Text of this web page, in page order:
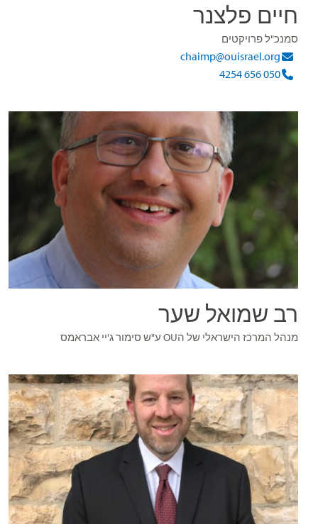
חיים פלצנר
סמנכ"ל פרויקטים
chaimp@ouisrael.org
050 656 4254
רב שמואל שער
מנהל המרכז הישראלי של הOU ע"ש סימור ג'יי אבראמס